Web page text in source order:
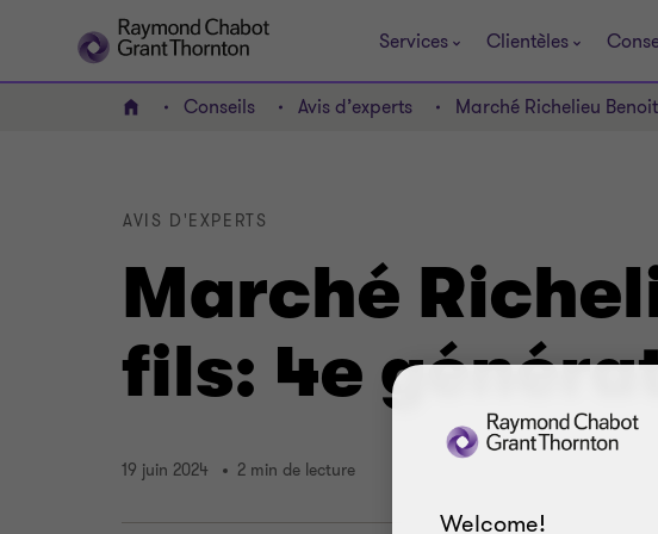
Services Clientèles
ACCUEILConseils Avis d’experts Marché Richelieu
Marché
fils: 4e
AVIS D'EXPERTS
19 juin 2024 2 min de lecture
Welcome!